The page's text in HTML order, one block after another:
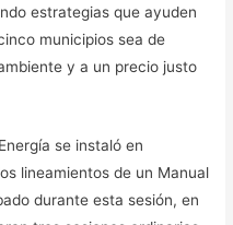
estrategias que ayuden
municipios sea de
y a un precio justo
se instaló en
lineamientos de un Manual
durante esta sesión, en